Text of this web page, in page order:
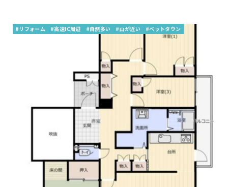
#リフォーム #高速IC周辺 #自然多い #山が近い #ベットタウン